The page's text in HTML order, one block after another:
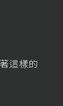
這樣的